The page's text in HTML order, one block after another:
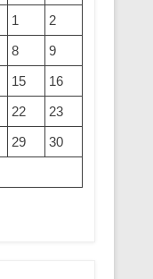
1
2
8
9
15
16
22
23
29
30